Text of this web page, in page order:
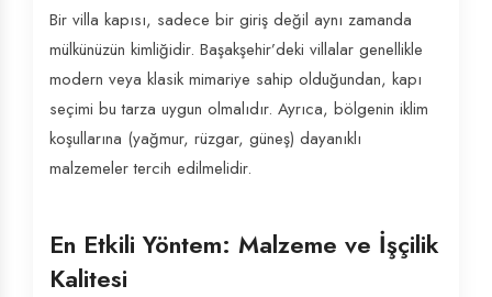
Bir villa kapısı, sadece bir giriş değil aynı zamanda
mülkünüzün kimliğidir. Başakşehir’deki villalar genellikle
modern veya klasik mimariye sahip olduğundan, kapı
seçimi bu tarza uygun olmalıdır. Ayrıca, bölgenin iklim
koşullarına (yağmur, rüzgar, güneş) dayanıklı
malzemeler tercih edilmelidir.
En Etkili Yöntem: Malzeme ve İşçilik
Kalitesi